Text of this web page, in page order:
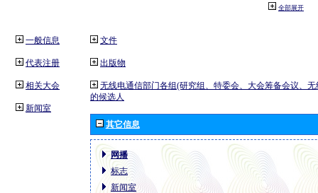
全部展开
一般信息
代表注册
相关大会
新闻室
文件
出版物
无线电通信部门各组(研究组、特委会、大会筹备会议、
的候选人
其它信息
网播
标志
新闻室